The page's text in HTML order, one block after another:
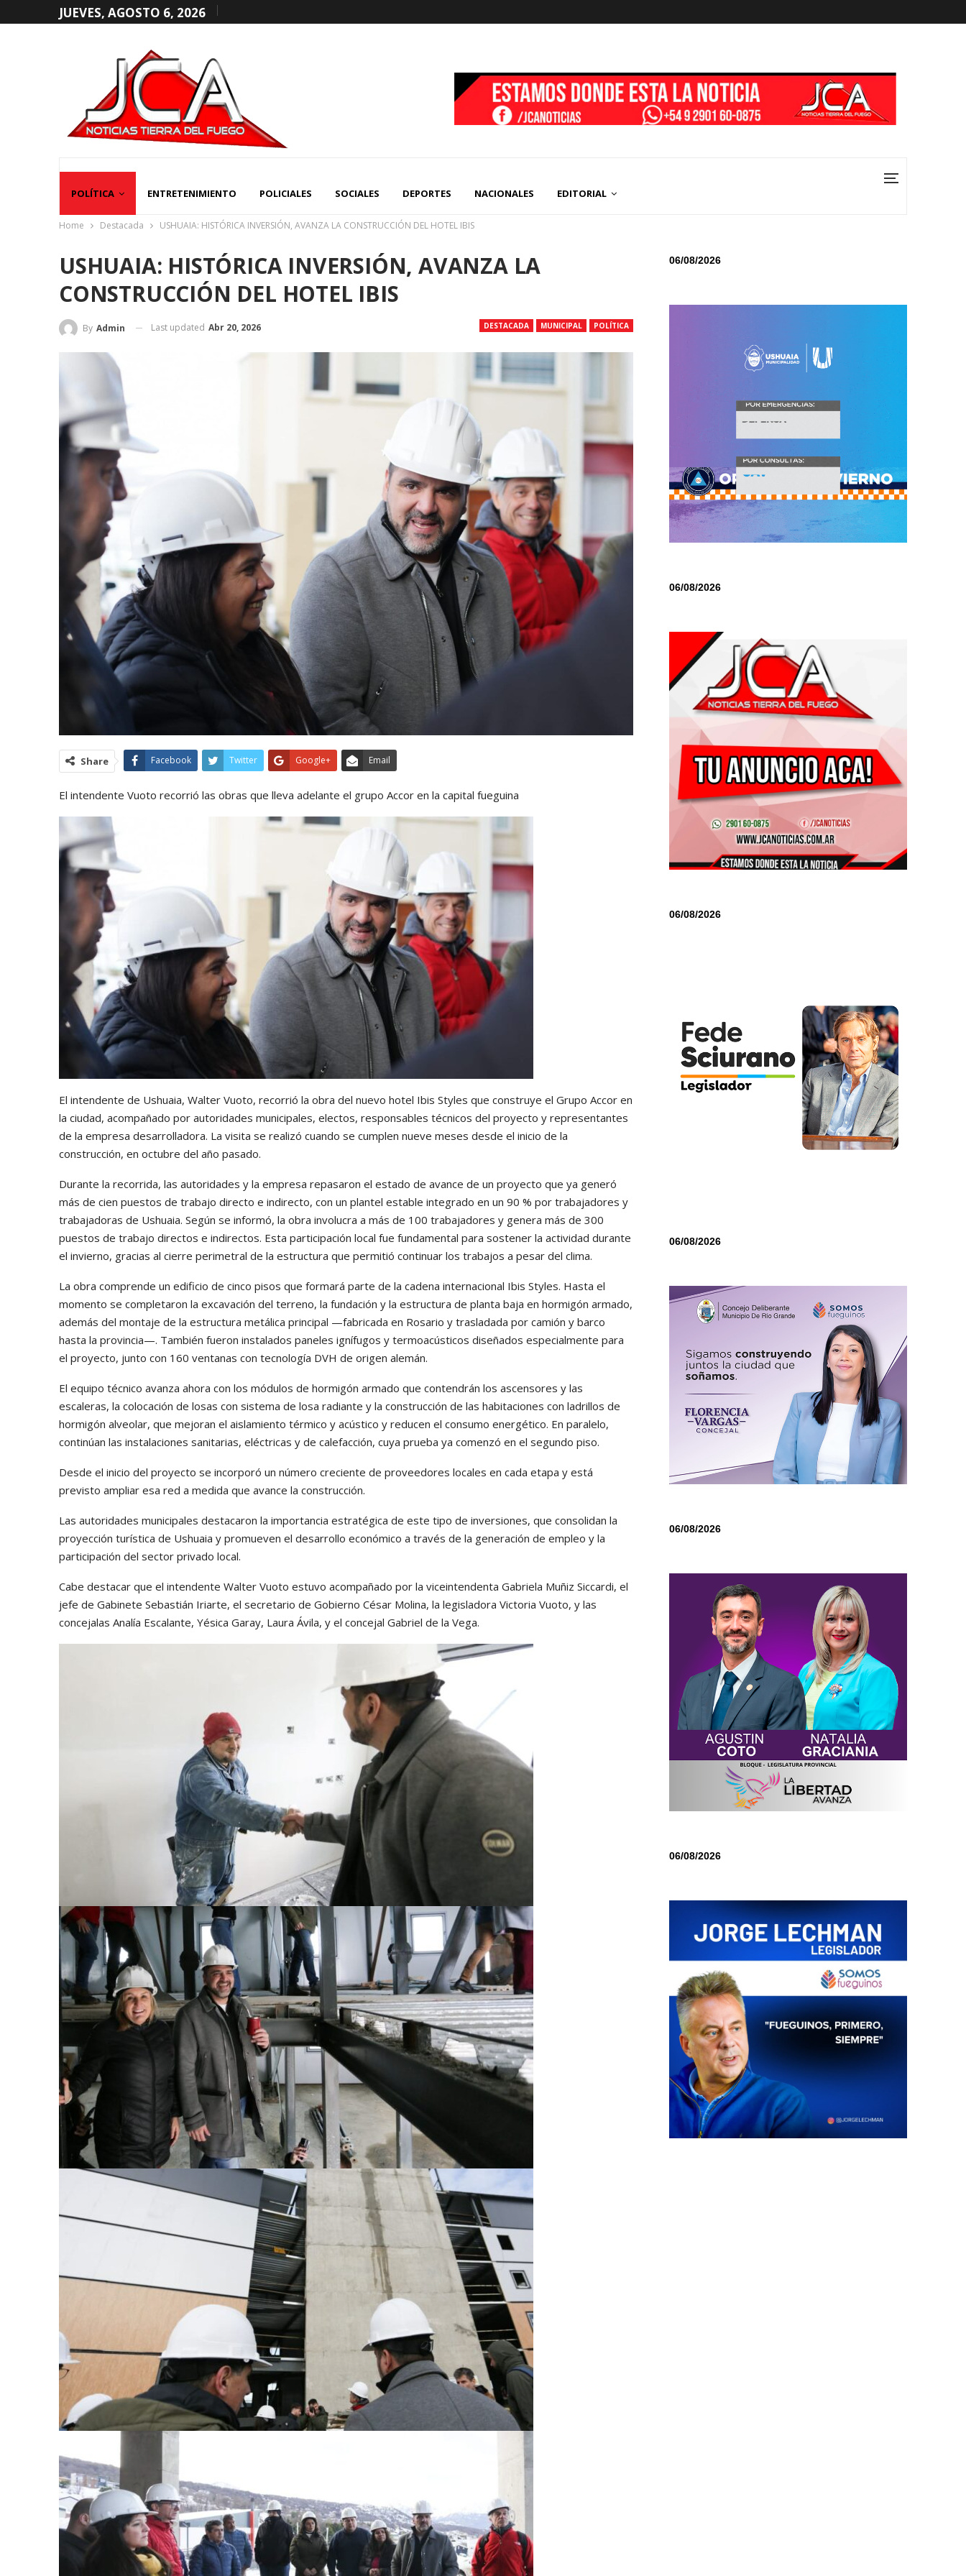
JUEVES, AGOSTO 6, 2026
POLÍTICA ENTRETENIMIENTO POLICIALES SOCIALES DEPORTES NACIONALES EDITORIAL
Home Destacada USHUAIA: HISTÓRICA INVERSIÓN, AVANZA LA CONSTRUCCIÓN DEL HOTEL IBIS
USHUAIA: HISTÓRICA INVERSIÓN, AVANZA LA
CONSTRUCCIÓN DEL HOTEL IBIS
DESTACADA MUNICIPAL POLÍTICA
By Admin Last updated Abr 20, 2026
Share Facebook Twitter Google+ Email
El intendente Vuoto recorrió las obras que lleva adelante el grupo Accor en la capital fueguina
El intendente de Ushuaia, Walter Vuoto, recorrió la obra del nuevo hotel Ibis Styles que construye el Grupo Accor en
la ciudad, acompañado por autoridades municipales, electos, responsables técnicos del proyecto y representantes
de la empresa desarrolladora. La visita se realizó cuando se cumplen nueve meses desde el inicio de la
construcción, en octubre del año pasado.
Durante la recorrida, las autoridades y la empresa repasaron el estado de avance de un proyecto que ya generó
más de cien puestos de trabajo directo e indirecto, con un plantel estable integrado en un 90 % por trabajadores y
trabajadoras de Ushuaia. Según se informó, la obra involucra a más de 100 trabajadores y genera más de 300
puestos de trabajo directos e indirectos. Esta participación local fue fundamental para sostener la actividad durante
el invierno, gracias al cierre perimetral de la estructura que permitió continuar los trabajos a pesar del clima.
La obra comprende un edificio de cinco pisos que formará parte de la cadena internacional Ibis Styles. Hasta el
momento se completaron la excavación del terreno, la fundación y la estructura de planta baja en hormigón armado,
además del montaje de la estructura metálica principal —fabricada en Rosario y trasladada por camión y barco
hasta la provincia—. También fueron instalados paneles ignífugos y termoacústicos diseñados especialmente para
el proyecto, junto con 160 ventanas con tecnología DVH de origen alemán.
El equipo técnico avanza ahora con los módulos de hormigón armado que contendrán los ascensores y las
escaleras, la colocación de losas con sistema de losa radiante y la construcción de las habitaciones con ladrillos de
hormigón alveolar, que mejoran el aislamiento térmico y acústico y reducen el consumo energético. En paralelo,
continúan las instalaciones sanitarias, eléctricas y de calefacción, cuya prueba ya comenzó en el segundo piso.
Desde el inicio del proyecto se incorporó un número creciente de proveedores locales en cada etapa y está
previsto ampliar esa red a medida que avance la construcción.
Las autoridades municipales destacaron la importancia estratégica de este tipo de inversiones, que consolidan la
proyección turística de Ushuaia y promueven el desarrollo económico a través de la generación de empleo y la
participación del sector privado local.
Cabe destacar que el intendente Walter Vuoto estuvo acompañado por la viceintendenta Gabriela Muñiz Siccardi, el
jefe de Gabinete Sebastián Iriarte, el secretario de Gobierno César Molina, la legisladora Victoria Vuoto, y las
concejalas Analía Escalante, Yésica Garay, Laura Ávila, y el concejal Gabriel de la Vega.
06/08/2026
06/08/2026
06/08/2026
06/08/2026
06/08/2026
06/08/2026